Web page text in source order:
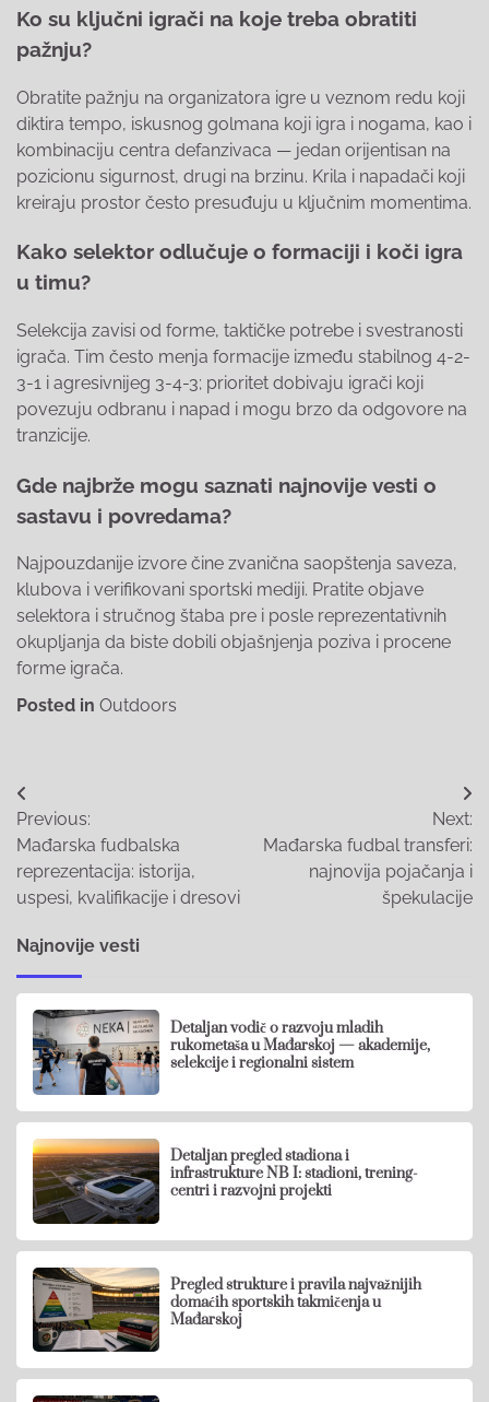
Ko su ključni igrači na koje treba obratiti
pažnju?
Obratite pažnju na organizatora igre u veznom redu koji
diktira tempo, iskusnog golmana koji igra i nogama, kao i
kombinaciju centra defanzivaca — jedan orijentisan na
pozicionu sigurnost, drugi na brzinu. Krila i napadači koji
kreiraju prostor često presuđuju u ključnim momentima.
Kako selektor odlučuje o formaciji i koči igra
u timu?
Selekcija zavisi od forme, taktičke potrebe i svestranosti
igrača. Tim često menja formacije između stabilnog 4-2-
3-1 i agresivnijeg 3-4-3; prioritet dobivaju igrači koji
povezuju odbranu i napad i mogu brzo da odgovore na
tranzicije.
Gde najbrže mogu saznati najnovije vesti o
sastavu i povredama?
Najpouzdanije izvore čine zvanična saopštenja saveza,
klubova i verifikovani sportski mediji. Pratite objave
selektora i stručnog štaba pre i posle reprezentativnih
okupljanja da biste dobili objašnjenja poziva i procene
forme igrača.
Posted in Outdoors
Post
navigation
Previous:
Mađarska fudbalska
reprezentacija: istorija,
uspesi, kvalifikacije i dresovi
Next:
Mađarska fudbal transferi:
najnovija pojačanja i
špekulacije
Najnovije vesti
Detaljan vodič o razvoju mladih
rukometaša u Mađarskoj — akademije,
selekcije i regionalni sistem
Detaljan pregled stadiona i
infrastrukture NB I: stadioni, trening-
centri i razvojni projekti
Pregled strukture i pravila najvažnijih
domaćih sportskih takmičenja u
Mađarskoj